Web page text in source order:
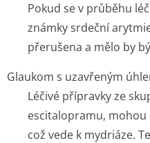
Pokud se v průběhu
známky srdeční
přerušena a mělo by
Glaukom s uzavřeným
Léčivé přípravky ze
escitalopramu,
což vede k mydriáze.